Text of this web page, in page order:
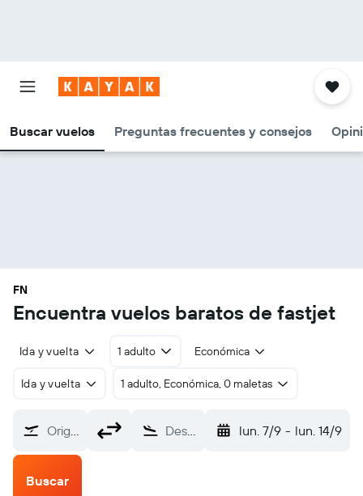
Buscar vuelos Preguntas frecuentes y consejos
FN
Encuentra vuelos baratos de fastjet
Ida y vuelta 1 adulto Económica
Ida y vuelta 1 adulto, Económica, 0 maletas
Origen Destino lun. 7/9 - lun. 14/9
Buscar